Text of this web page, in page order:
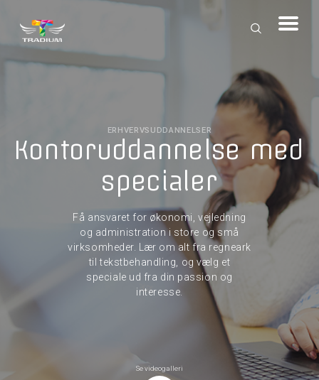
ERHVERVSUDDANNELSER
Kontoruddannelse med
specialer
Få ansvaret for økonomi, vejledning
og administration i store og små
virksomheder. Lær om alt fra regneark
til tekstbehandling, og vælg et
speciale ud fra din passion og
interesse.
Se videogalleri